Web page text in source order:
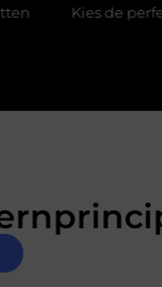
tussenjas voor